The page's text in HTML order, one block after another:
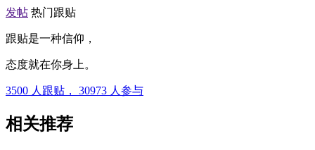
发帖 热门跟贴
跟贴是一种信仰，
态度就在你身上。
3500 人跟贴， 30973 人参与
相关推荐